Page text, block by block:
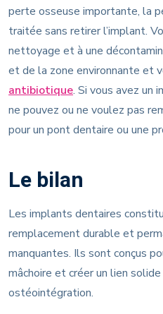
perte osseuse importante, la
traitée sans retirer l’implant.
nettoyage et à une
et de la zone environnante et
antibiotique. Si vous avez un
ne pouvez ou ne voulez pas
pour un pont dentaire ou une
Le bilan
Les implants dentaires
remplacement durable et
manquantes. Ils sont conçus
mâchoire et créer un lien
ostéointégration.